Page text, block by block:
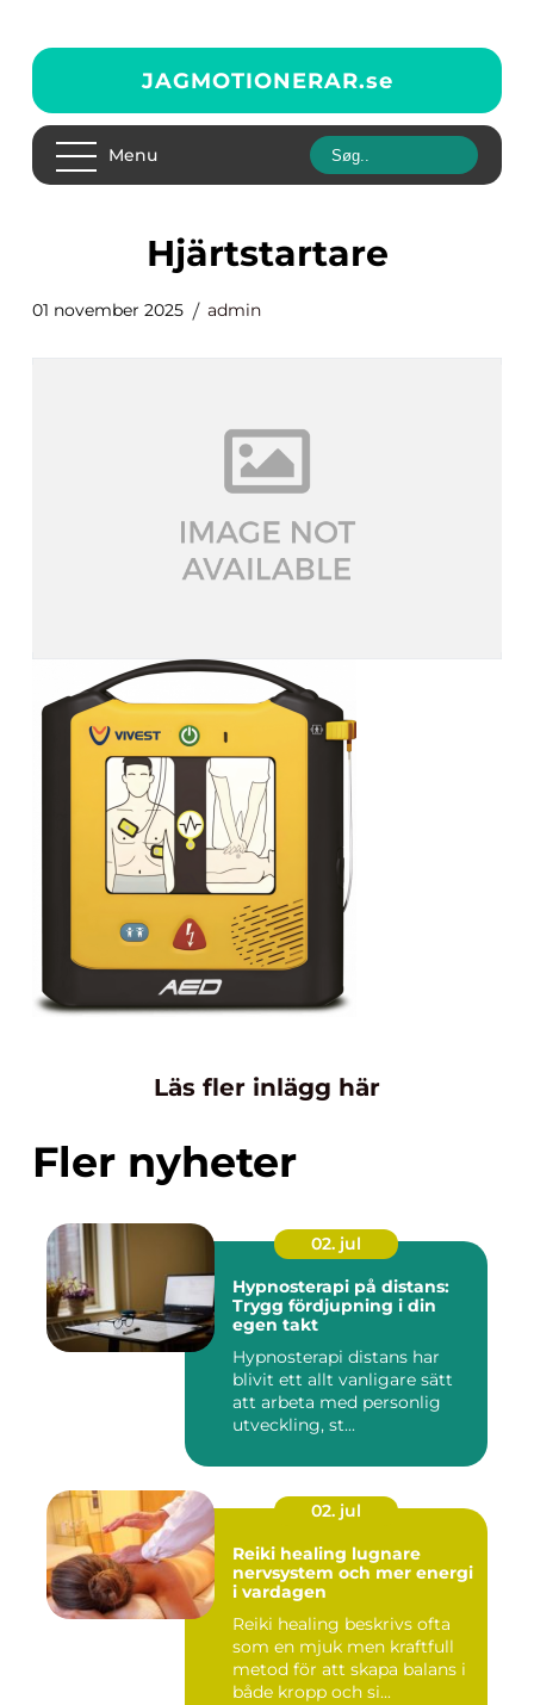
JAGMOTIONERAR.se
Menu
Hjärtstartare
01 november 2025 admin
Läs fler inlägg här
Fler nyheter
02. jul
Hypnosterapi på distans:
Trygg fördjupning i din
egen takt
Hypnosterapi distans har
blivit ett allt vanligare sätt
att arbeta med personlig
utveckling, st...
02. jul
Reiki healing lugnare
nervsystem och mer energi
i vardagen
Reiki healing beskrivs ofta
som en mjuk men kraftfull
metod för att skapa balans i
både kropp och si...